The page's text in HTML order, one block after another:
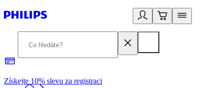
Získejte 10% slevu za registraci